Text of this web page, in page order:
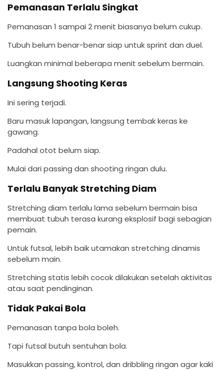
Pemanasan Terlalu Singkat
Pemanasan 1 sampai 2 menit biasanya belum cukup.
Tubuh belum benar-benar siap untuk sprint dan duel.
Luangkan minimal beberapa menit sebelum bermain.
Langsung Shooting Keras
Ini sering terjadi.
Baru masuk lapangan, langsung tembak keras ke
gawang.
Padahal otot belum siap.
Mulai dari passing dan shooting ringan dulu.
Terlalu Banyak Stretching Diam
Stretching diam terlalu lama sebelum bermain bisa
membuat tubuh terasa kurang eksplosif bagi sebagian
pemain.
Untuk futsal, lebih baik utamakan stretching dinamis
sebelum main.
Stretching statis lebih cocok dilakukan setelah aktivitas
atau saat pendinginan.
Tidak Pakai Bola
Pemanasan tanpa bola boleh.
Tapi futsal butuh sentuhan bola.
Masukkan passing, kontrol, dan dribbling ringan agar kaki